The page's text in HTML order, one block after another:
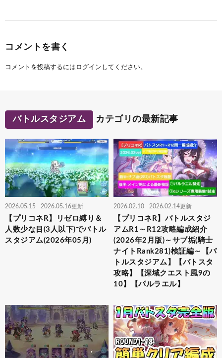
コメントを書く
コメントを投稿するには ログイン してください。
バトルスタジアム カテゴリの最新記事
2026.05.15 2026.05.16更新
【プリコネR】リゼロ縛り＆
人数少な目(3人以下)でバトル
スタジアム(2026年05月)
2026.02.10 2026.02.14更新
【プリコネR】バトルスタジ
アムR1～R12攻略編成紹介
(2026年2月版)～サブ垢(騎士
ナイトRank281)検証編～【バ
トルスタジアム】【バトスタ
攻略】【深域クエスト風9の
10】【パルラエル】